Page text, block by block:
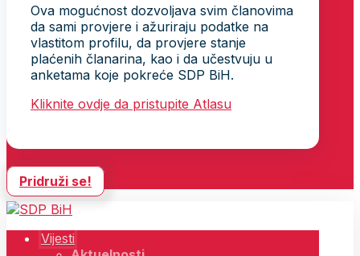
Ova mogućnost dozvoljava svim članovima
da sami provjere i ažuriraju podatke na
vlastitom profilu, da provjere stanje
plaćenih članarina, kao i da učestvuju u
anketama koje pokreće SDP BiH.
Kliknite ovdje da pristupite Atlasu
Pridruži se!
Vijesti